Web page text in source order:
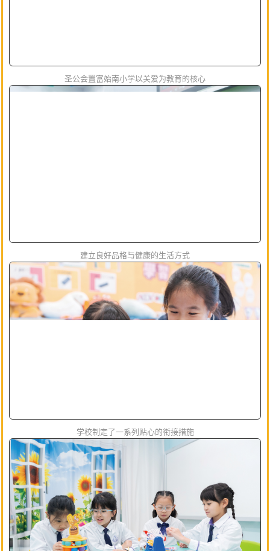
圣公会置富始南小学以关爱为教育的核心
建立良好品格与健康的生活方式
学校制定了一系列贴心的衔接措施